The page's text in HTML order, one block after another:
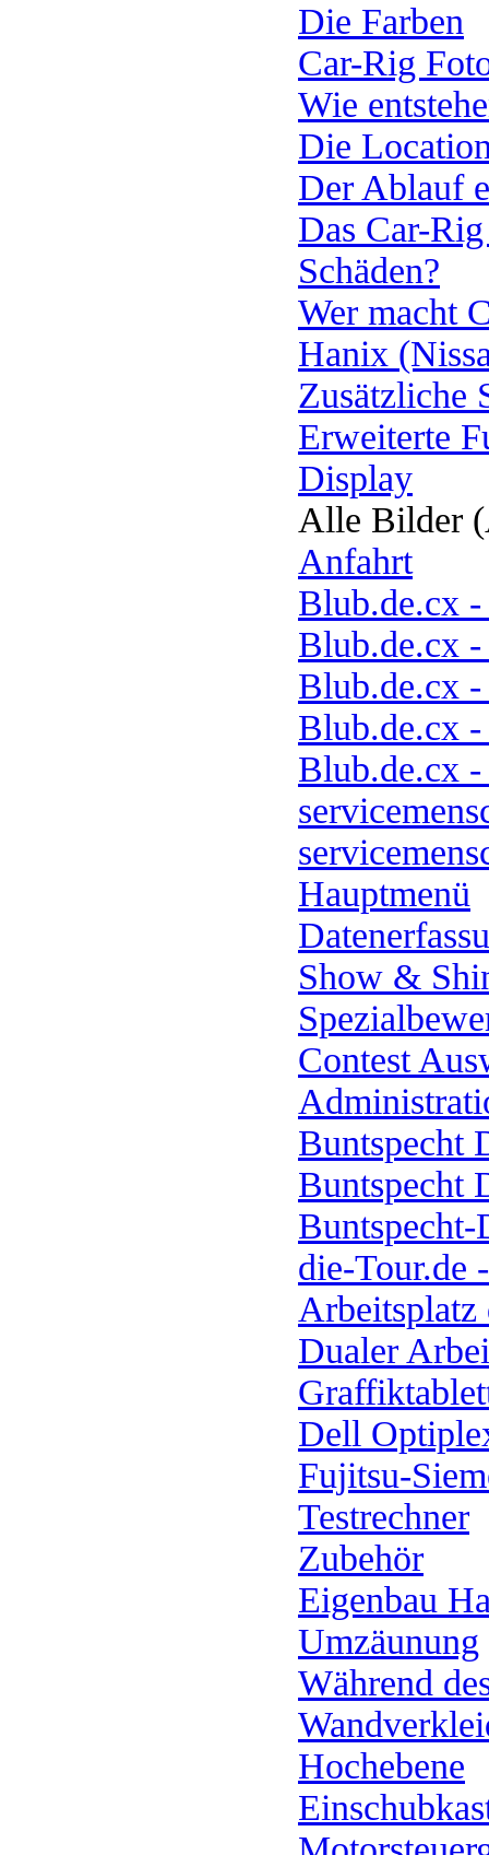
Die Farben
Car-Rig
Wie
Die
Der Ablauf
Das Car-
Schäden?
Wer macht
Hanix
Zusätzliche
Erweiterte
Display
Alle Bilder
Anfahrt
Blub.de.cx
Blub.de.cx
Blub.de.cx
Blub.de.cx
Blub.de.cx
Hauptmenü
Show &
Contest
Buntspecht
Buntspecht
Buntspecht-
die-Tour.de
Dualer
Dell
Fujitsu-
Testrechner
Zubehör
Eigenbau
Umzäunung
Während
Hochebene